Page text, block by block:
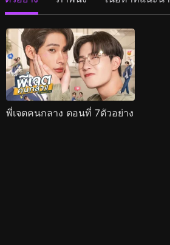
พี่เจตคนกลาง ตอนที่ 7ตัวอย่าง